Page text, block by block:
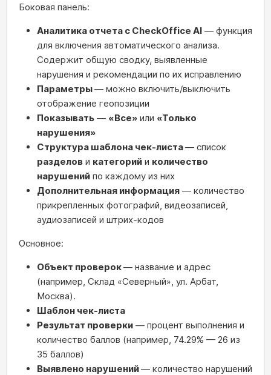
Боковая панель:
Аналитика отчета с CheckOffice AI — функция
для включения автоматического анализа.
Содержит общую сводку, выявленные
нарушения и рекомендации по их исправлению
Параметры— можно включить/выключить
отображение геопозиции
Показывать — «Все» или «Только
нарушения»
Структура шаблона чек-листа— список
разделов и категорий и количество
нарушений по каждому из них
Дополнительная информация — количество
прикрепленных фотографий, видеозаписей,
аудиозаписей и штрих-кодов
Основное:
Объект проверок— название и адрес
(например, Склад «Северный», ул. Арбат,
Москва).
Шаблон чек-листа
Результат проверки — процент выполнения и
количество баллов (например, 74.29% — 26 из
35 баллов)
Выявлено нарушений— количество нарушений